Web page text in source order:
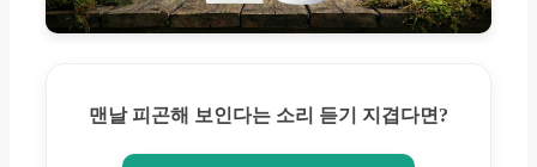
맨날 피곤해 보인다는 소리 듣기 지겹다면?